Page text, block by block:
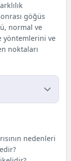
göğüs
normal ve
yöntemlerini ve
noktaları
nedenleri